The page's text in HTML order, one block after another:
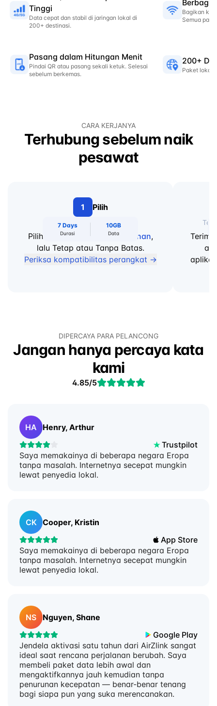
Tinggi
Data cepat dan stabil di jaringan lokal di
200+ destinasi.
Berbagi
Bagikan ke
Semua
Pasang dalam Hitungan Menit
Pindai QR atau pasang sekali ketuk. Selesai
sebelum berkemas.
200+
Paket lokal
CARA KERJANYA
Terhubung sebelum naik
pesawat
1 Pilih
eSIM
Ke mana selanjutnya
Cari negara atau wilayah
Amerika Serikat
7 Days
Durasi
10GB
Data
Pilih destinasi & hari
Pilih
negara dan lama perjalanan,
lalu Tetap atau Tanpa Batas.
Periksa kompatibilitas perangkat →
DIPERCAYA PARA PELANCONG
Jangan hanya percaya kata
kami
4.85/5
HA
Henry, Arthur
Trustpilot
Saya memakainya di beberapa negara Eropa
tanpa masalah. Internetnya secepat mungkin
lewat penyedia lokal.
CK
Cooper, Kristin
App Store
Saya memakainya di beberapa negara Eropa
tanpa masalah. Internetnya secepat mungkin
lewat penyedia lokal.
NS
Nguyen, Shane
Google Play
Jendela aktivasi satu tahun dari AirZlink sangat
ideal saat rencana perjalanan berubah. Saya
membeli paket data lebih awal dan
mengaktifkannya jauh kemudian tanpa
penurunan kecepatan — benar-benar tenang
bagi siapa pun yang suka merencanakan.